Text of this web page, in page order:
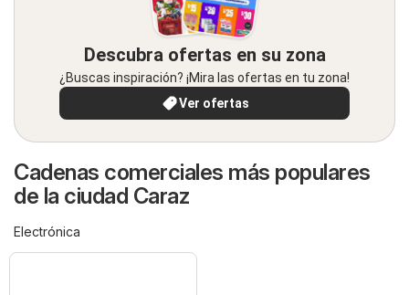
Descubra ofertas en su zona
¿Buscas inspiración? ¡Mira las ofertas en tu zona!
Ver ofertas
Cadenas comerciales más populares
de la ciudad Caraz
Electrónica